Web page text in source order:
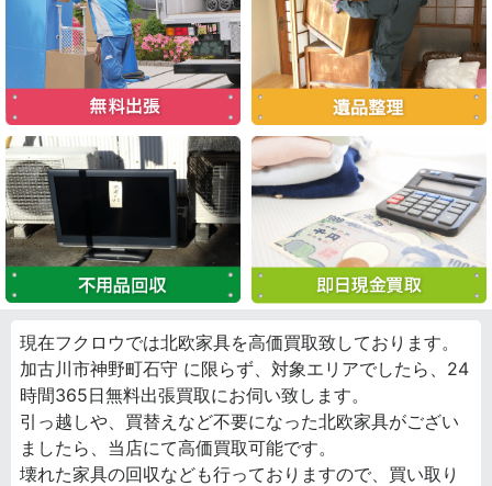
現在フクロウでは北欧家具を高価買取致しております。
加古川市神野町石守 に限らず、対象エリアでしたら、24
時間365日無料出張買取にお伺い致します。
引っ越しや、買替えなど不要になった北欧家具がござい
ましたら、当店にて高価買取可能です。
壊れた家具の回収なども行っておりますので、買い取り